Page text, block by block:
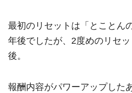
最初のリセットは「とことん
年後でしたが、2度めのリセ
後。
報酬内容がパワーアップした